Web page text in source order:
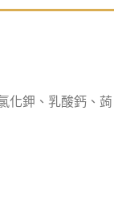
化鉀、乳酸鈣、蒟